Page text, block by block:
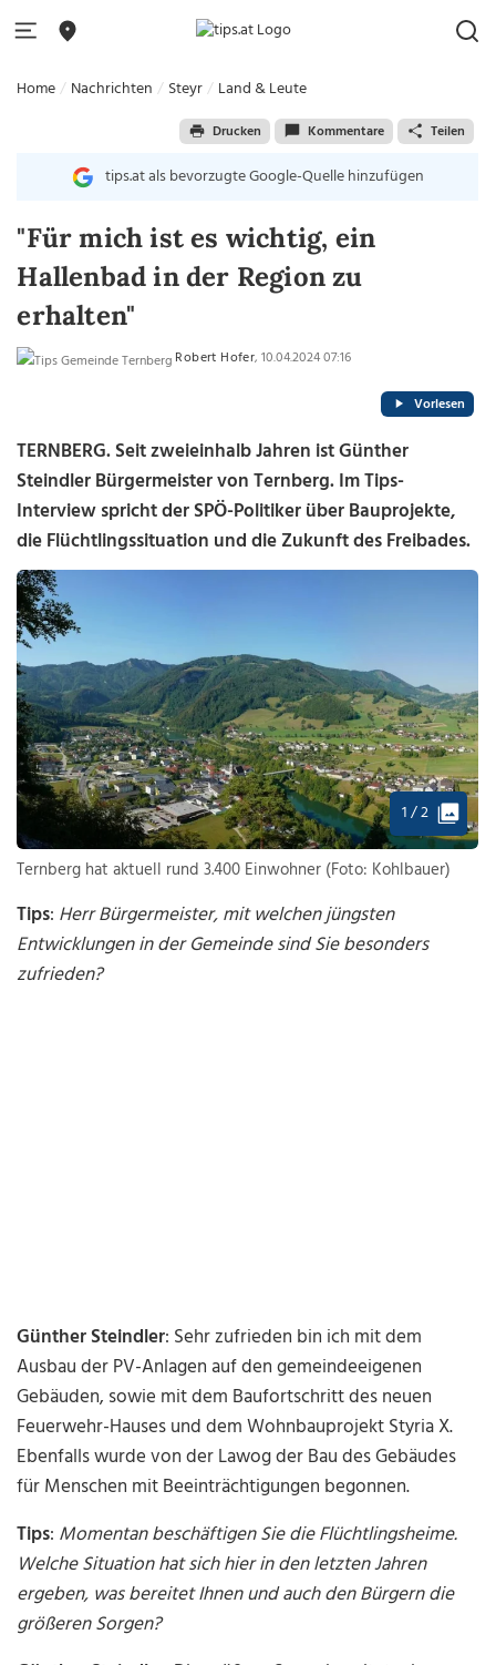
Home Nachrichten Steyr Land & Leute
Drucken Kommentare Teilen
tips.at als bevorzugte Google-Quelle hinzufügen
"Für mich ist es wichtig, ein
Hallenbad in der Region zu
erhalten"
Robert Hofer, 10.04.2024 07:16
Vorlesen
TERNBERG. Seit zweieinhalb Jahren ist Günther
Steindler Bürgermeister von Ternberg. Im Tips-
Interview spricht der SPÖ-Politiker über Bauprojekte,
die Flüchtlingssituation und die Zukunft des Freibades.
1 / 2
Ternberg hat aktuell rund 3.400 Einwohner (Foto: Kohlbauer)
Tips: Herr Bürgermeister, mit welchen jüngsten
Entwicklungen in der Gemeinde sind Sie besonders
zufrieden?
Günther Steindler: Sehr zufrieden bin ich mit dem
Ausbau der PV-Anlagen auf den gemeindeeigenen
Gebäuden, sowie mit dem Baufortschritt des neuen
Feuerwehr-Hauses und dem Wohnbauprojekt Styria X.
Ebenfalls wurde von der Lawog der Bau des Gebäudes
für Menschen mit Beeinträchtigungen begonnen.
Tips: Momentan beschäftigen Sie die Flüchtlingsheime.
Welche Situation hat sich hier in den letzten Jahren
ergeben, was bereitet Ihnen und auch den Bürgern die
größeren Sorgen?